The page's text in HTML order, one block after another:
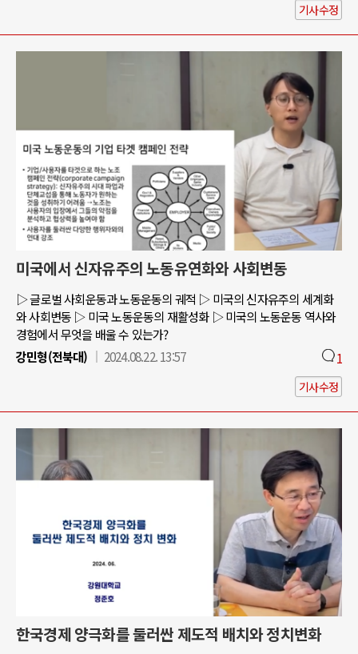
기사수정
미국에서 신자유주의 노동유연화와 사회변동
▷ 글로벌 사회운동과 노동운동의 궤적 ▷ 미국의 신자유주의 세계화
와 사회변동 ▷ 미국 노동운동의 재활성화 ▷ 미국의 노동운동 역사와
경험에서 무엇을 배울 수 있는가?
강민형(전북대)
2024.08.22. 13:57 1
기사수정
한국경제 양극화를 둘러싼 제도적 배치와 정치변화